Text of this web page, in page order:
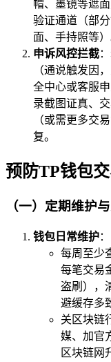
帽、墨镜等遮
验证通道（部
面、手持照等）
申诉风控拦截
（通说触发因
全中心或客服
录截图证真、
（或需更多交
复。
预防TP钱包
（一）定期维护
钱包日常维护：
每周至少
每笔交易
盗刷），
避缓存多
关区块链
媒、加官
区块链网